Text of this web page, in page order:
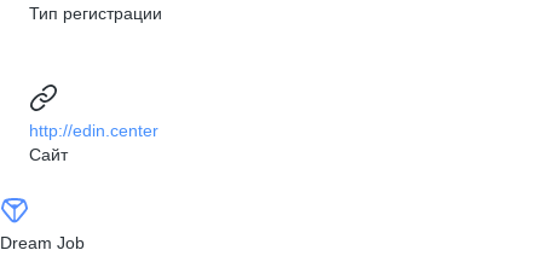
Тип регистрации
http://edin.center
Сайт
Dream Job